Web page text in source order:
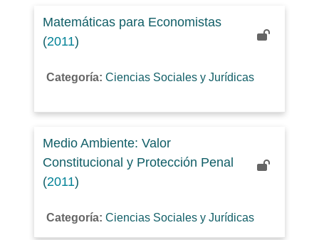
Matemáticas para Economistas
(2011)
Categoría: Ciencias Sociales y Jurídicas
Medio Ambiente: Valor
Constitucional y Protección Penal
(2011)
Categoría: Ciencias Sociales y Jurídicas